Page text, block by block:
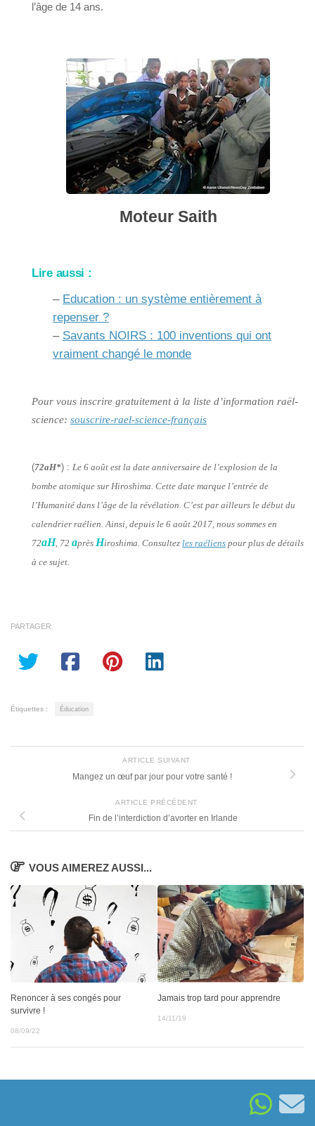
l’âge de 14 ans.
Moteur Saith
Lire aussi :
– Education : un système entièrement à
repenser ?
– Savants NOIRS : 100 inventions qui ont
vraiment changé le monde
Pour vous inscrire gratuitement à la liste d’information raël-
science: souscrire-rael-science-français
(72aH*) : Le 6 août est la date anniversaire de l’explosion de la
bombe atomique sur Hiroshima. Cette date marque l’entrée de
l’Humanité dans l’âge de la révélation. C’est par ailleurs le début du
calendrier raélien. Ainsi, depuis le 6 août 2017, nous sommes en
72aH, 72 après Hiroshima. Consultez les raéliens pour plus de détails
à ce sujet.
PARTAGER
Étiquettes : Éducation
ARTICLE SUIVANT
Mangez un œuf par jour pour votre santé !
ARTICLE PRÉCÉDENT
Fin de l’interdiction d’avorter en Irlande
VOUS AIMEREZ AUSSI...
Renoncer à ses congés pour
survivre !
08/09/22
Jamais trop tard pour apprendre
14/11/19